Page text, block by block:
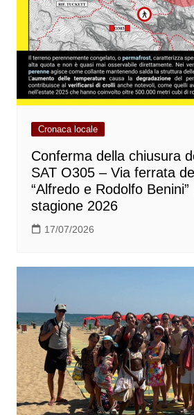
Cronaca locale
Conferma della chiusura
SAT O305 – Via ferrata
“Alfredo e Rodolfo Benini”
stagione 2026
17/07/2026